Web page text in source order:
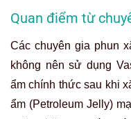
Quan điểm từ
Các chuyên gia phun
không nên sử dụng
ẩm chính thức sau khi
ẩm (Petroleum Jelly)